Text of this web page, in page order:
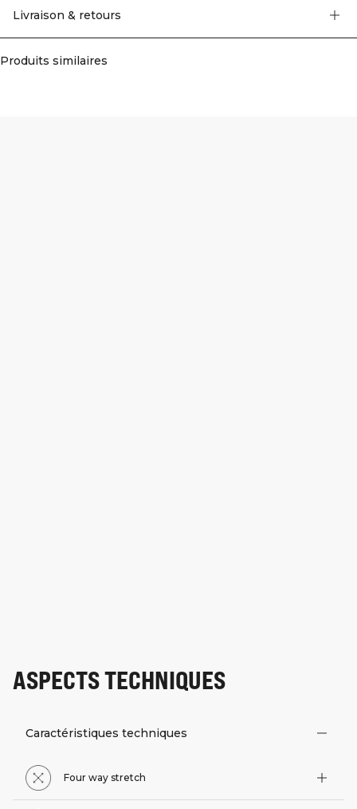
pendant votre entraînement. Matériau extensible et durable. Logo ICIW à
Livraison & retours
Produits similaires
ASPECTS TECHNIQUES
Caractéristiques techniques
Four way stretch